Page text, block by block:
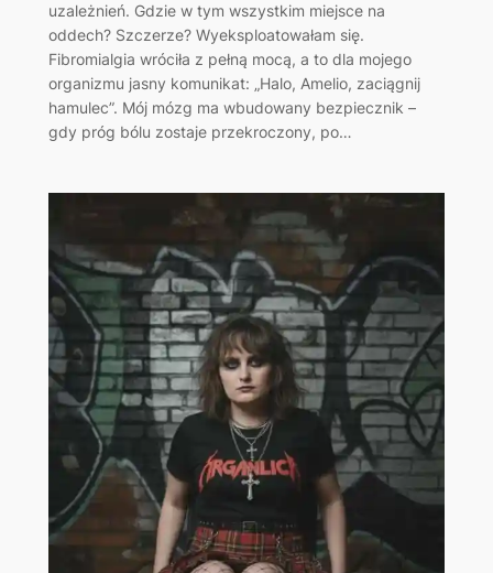
uzależnień. Gdzie w tym wszystkim miejsce na
oddech? ​Szczerze? Wyeksploatowałam się.
Fibromialgia wróciła z pełną mocą, a to dla mojego
organizmu jasny komunikat: „Halo, Amelio, zaciągnij
hamulec”. Mój mózg ma wbudowany bezpiecznik –
gdy próg bólu zostaje przekroczony, po…